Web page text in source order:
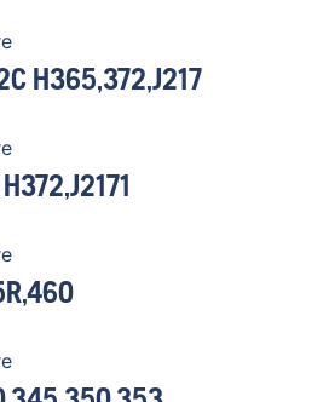
H365,372,J217